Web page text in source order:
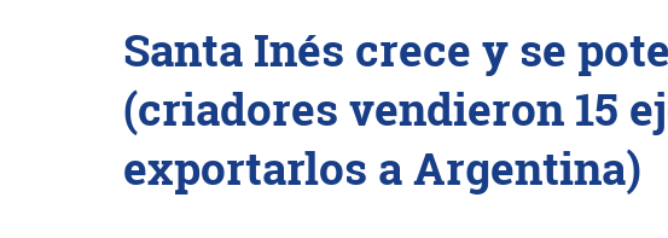
Santa Inés crece y se
(criadores vendieron 15
exportarlos a Argentina)